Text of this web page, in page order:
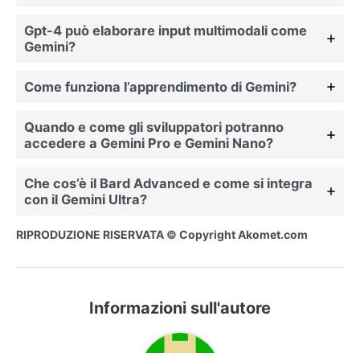
Gpt-4 può elaborare input multimodali come
Gemini?
Come funziona l’apprendimento di Gemini?
Quando e come gli sviluppatori potranno
accedere a Gemini Pro e Gemini Nano?
Che cos’è il Bard Advanced e come si integra
con il Gemini Ultra?
RIPRODUZIONE RISERVATA © Copyright Akomet.com
Informazioni sull'autore